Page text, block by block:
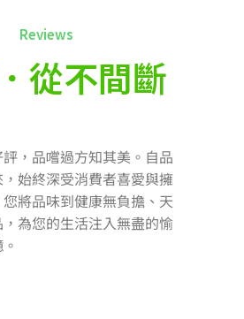
Reviews
從不間斷
，品嚐過方知其美。自品
始終深受消費者喜愛與擁
將品味到健康無負擔、天
為您的生活注入無盡的愉